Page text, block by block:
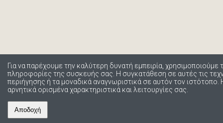
Για να παρέχουμε την καλύτερη δυνατή εμπειρία,
πληροφορίες της συσκευής σας. Η συγκατάθεση σε αυτές τις
περιήγησης ή τα μοναδικά αναγνωριστικά σε αυτόν τον
αρνητικά ορισμένα χαρακτηριστικά και λειτουργίες σας.
Αποδοχή